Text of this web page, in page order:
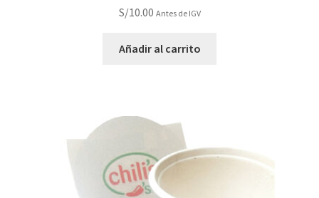
S/10.00 Antes de IGV
Añadir al carrito